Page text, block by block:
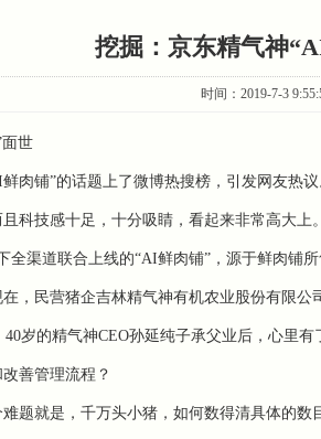
挖掘：京东精气神
时间：2019-7-3
世
鲜肉铺”的话题上了微博热搜榜，引发网友热
科技感十足，十分吸睛，看起来非常高大
全渠道联合上线的“AI鲜肉铺”，源于鲜肉铺
在，民营猪企吉林精气神有机农业股份有限
40岁的精气神CEO孙延纯子承父业后，心里
善管理流程？
题就是，千万头小猪，如何数得清具体的